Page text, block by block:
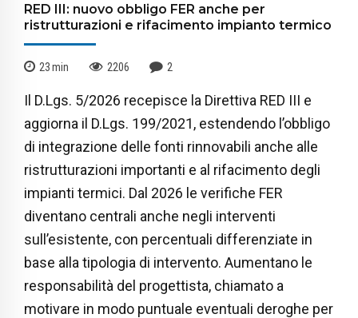
RED III: nuovo obbligo FER anche per
ristrutturazioni e rifacimento impianto termico
23min 2206 2
Il D.Lgs. 5/2026 recepisce la Direttiva RED III e
aggiorna il D.Lgs. 199/2021, estendendo l’obbligo
di integrazione delle fonti rinnovabili anche alle
ristrutturazioni importanti e al rifacimento degli
impianti termici. Dal 2026 le verifiche FER
diventano centrali anche negli interventi
sull’esistente, con percentuali differenziate in
base alla tipologia di intervento. Aumentano le
responsabilità del progettista, chiamato a
motivare in modo puntuale eventuali deroghe per